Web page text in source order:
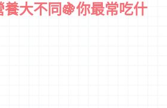
養大不同🍇你最常吃什